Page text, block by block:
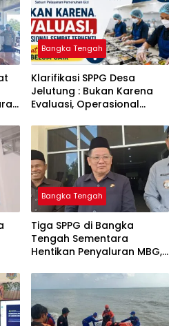
Bangka Tengah
‎Klarifikasi SPPG Desa
Jelutung : Bukan Karena
Evaluasi, Operasional
Dana Banper Belum Cair
Bangka Tengah
‎Tiga SPPG di Bangka
Tengah Sementara
Hentikan Penyaluran MBG,